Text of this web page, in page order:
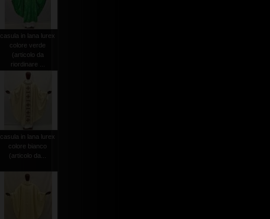
casula in lana lurex
colore verde
(articolo da
riordinare ...
casula in lana lurex
colore bianco
(articolo da...